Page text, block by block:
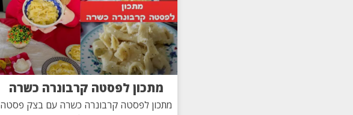
מתכון לפסטה קרבונרה כשרה
מתכון לפסטה קרבונרה כשרה עם בצק פסטה